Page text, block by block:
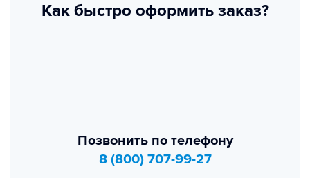
Как быстро оформить заказ?
Позвонить по телефону
8 (800) 707-99-27